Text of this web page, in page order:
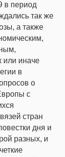
в период
так же
а также
или иначе
в
о
с
стран
дня и
разных, и